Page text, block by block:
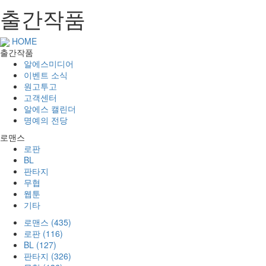
출간작품
HOME
출간작품
알에스미디어
이벤트 소식
원고투고
고객센터
알에스 캘린더
명예의 전당
로맨스
로판
BL
판타지
무협
웹툰
기타
로맨스 (435)
로판 (116)
BL (127)
판타지 (326)